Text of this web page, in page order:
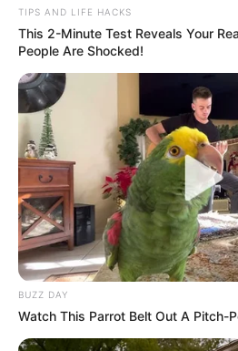
TIPS AND LIFE HACKS
This 2-Minute Test Reveals Your
People Are Shocked!
BUZZ DAY
Watch This Parrot Belt Out A Pitch-